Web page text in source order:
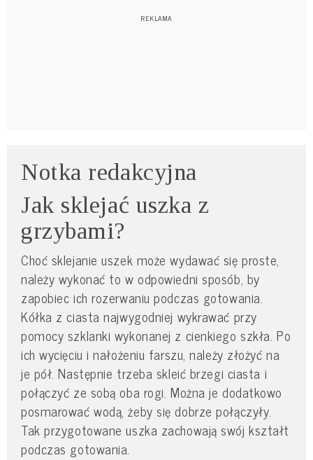
Notka redakcyjna
Jak sklejać uszka z
grzybami?
Choć sklejanie uszek może wydawać się proste,
należy wykonać to w odpowiedni sposób, by
zapobiec ich rozerwaniu podczas gotowania.
Kółka z ciasta najwygodniej wykrawać przy
pomocy szklanki wykonanej z cienkiego szkła. Po
ich wycięciu i nałożeniu farszu, należy złożyć na
je pół. Następnie trzeba skleić brzegi ciasta i
połączyć ze sobą oba rogi. Można je dodatkowo
posmarować wodą, żeby się dobrze połączyły.
Tak przygotowane uszka zachowają swój kształt
podczas gotowania.